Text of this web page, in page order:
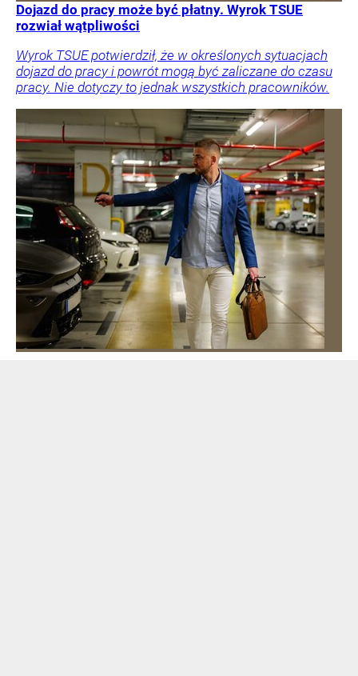
Dojazd do pracy może być płatny. Wyrok TSUE
rozwiał wątpliwości
Wyrok TSUE potwierdził, że w określonych sytuacjach
dojazd do pracy i powrót mogą być zaliczane do czasu
pracy. Nie dotyczy to jednak wszystkich pracowników.